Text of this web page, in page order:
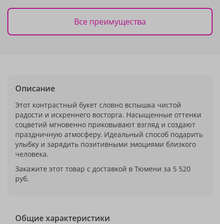
Все преимущества
Описание
Этот контрастный букет словно вспышка чистой
радости и искреннего восторга. Насыщенные оттенки
соцветий мгновенно приковывают взгляд и создают
праздничную атмосферу. Идеальный способ подарить
улыбку и зарядить позитивными эмоциями близкого
человека.
Закажите этот товар с доставкой в Тюмени за 5 520
руб.
Общие характеристики